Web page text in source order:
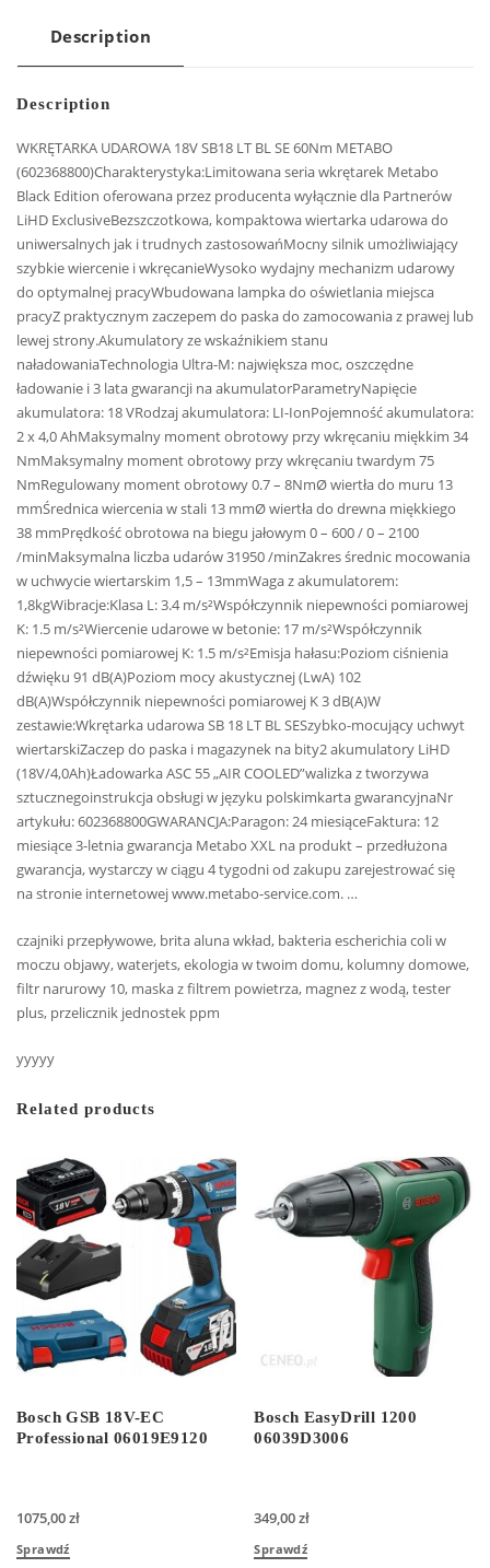
Description
Description
WKRĘTARKA UDAROWA 18V SB18 LT BL SE 60Nm METABO
(602368800)Charakterystyka:Limitowana seria wkrętarek Metabo
Black Edition oferowana przez producenta wyłącznie dla Partnerów
LiHD ExclusiveBezszczotkowa, kompaktowa wiertarka udarowa do
uniwersalnych jak i trudnych zastosowańMocny silnik umożliwiający
szybkie wiercenie i wkręcanieWysoko wydajny mechanizm udarowy
do optymalnej pracyWbudowana lampka do oświetlania miejsca
pracyZ praktycznym zaczepem do paska do zamocowania z prawej lub
lewej strony.Akumulatory ze wskaźnikiem stanu
naładowaniaTechnologia Ultra-M: największa moc, oszczędne
ładowanie i 3 lata gwarancji na akumulatorParametryNapięcie
akumulatora: 18 VRodzaj akumulatora: LI-IonPojemność akumulatora:
2 x 4,0 AhMaksymalny moment obrotowy przy wkręcaniu miękkim 34
NmMaksymalny moment obrotowy przy wkręcaniu twardym 75
NmRegulowany moment obrotowy 0.7 – 8NmØ wiertła do muru 13
mmŚrednica wiercenia w stali 13 mmØ wiertła do drewna miękkiego
38 mmPrędkość obrotowa na biegu jałowym 0 – 600 / 0 – 2100
/minMaksymalna liczba udarów 31950 /minZakres średnic mocowania
w uchwycie wiertarskim 1,5 – 13mmWaga z akumulatorem:
1,8kgWibracje:Klasa L: 3.4 m/s²Współczynnik niepewności pomiarowej
K: 1.5 m/s²Wiercenie udarowe w betonie: 17 m/s²Współczynnik
niepewności pomiarowej K: 1.5 m/s²Emisja hałasu:Poziom ciśnienia
dźwięku 91 dB(A)Poziom mocy akustycznej (LwA) 102
dB(A)Współczynnik niepewności pomiarowej K 3 dB(A)W
zestawie:Wkrętarka udarowa SB 18 LT BL SESzybko-mocujący uchwyt
wiertarskiZaczep do paska i magazynek na bity2 akumulatory LiHD
(18V/4,0Ah)Ładowarka ASC 55 „AIR COOLED”walizka z tworzywa
sztucznegoinstrukcja obsługi w języku polskimkarta gwarancyjnaNr
artykułu: 602368800GWARANCJA:Paragon: 24 miesiąceFaktura: 12
miesiące 3-letnia gwarancja Metabo XXL na produkt – przedłużona
gwarancja, wystarczy w ciągu 4 tygodni od zakupu zarejestrować się
na stronie internetowej www.metabo-service.com. …
czajniki przepływowe, brita aluna wkład, bakteria escherichia coli w
moczu objawy, waterjets, ekologia w twoim domu, kolumny domowe,
filtr narurowy 10, maska z filtrem powietrza, magnez z wodą, tester
plus, przelicznik jednostek ppm
yyyyy
Related products
Bosch GSB 18V-EC
Professional 06019E9120
1075,00zł
Sprawdź
Bosch EasyDrill 1200
06039D3006
349,00zł
Sprawdź